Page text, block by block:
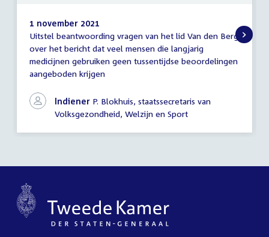
Mededeling
(uitstel
antwoord)
1 november 2021
Uitstel beantwoording vragen van het lid Van den Berg
over het bericht dat veel mensen die langjarig
medicijnen gebruiken geen tussentijdse beoordelingen
aangeboden krijgen
Indiener P. Blokhuis, staatssecretaris van
Volksgezondheid, Welzijn en Sport